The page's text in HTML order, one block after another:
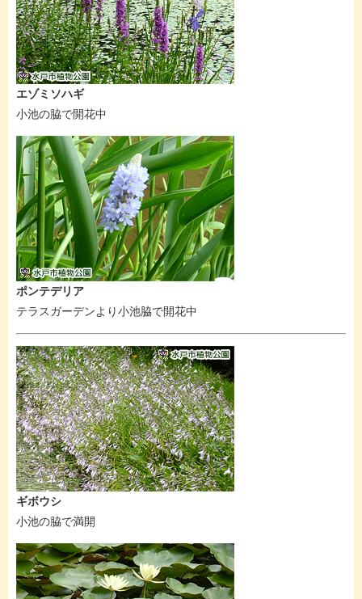
エゾミソハギ
小池の脇で開花中
ポンテデリア
テラスガーデンより小池脇で開花中
ギボウシ
小池の脇で満開